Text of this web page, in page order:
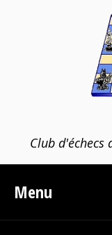
Club
Menu